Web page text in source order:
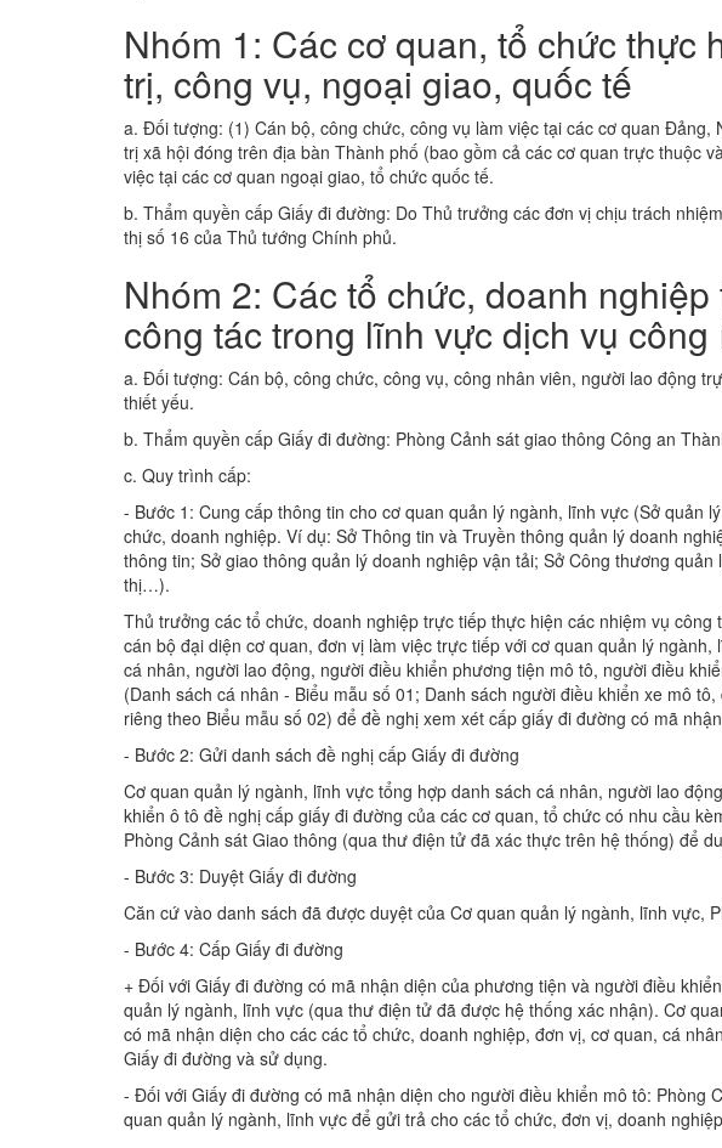
Nhóm 1: Các cơ quan, tổ chức thực
trị, công vụ, ngoại giao, quốc tế
a. Đối tượng: (1) Cán bộ, công chức, công vụ làm việc tại các cơ quan
trị xã hội đóng trên địa bàn Thành phố (bao gồm cả các cơ quan trực thuộc
việc tại các cơ quan ngoại giao, tổ chức quốc tế.
b. Thẩm quyền cấp Giấy đi đường: Do Thủ trưởng các đơn vị chịu trách
thị số 16 của Thủ tướng Chính phủ.
Nhóm 2: Các tổ chức, doanh
công tác trong lĩnh vực dịch vụ công
a. Đối tượng: Cán bộ, công chức, công vụ, công nhân viên, người lao động
thiết yếu.
b. Thẩm quyền cấp Giấy đi đường: Phòng Cảnh sát giao thông Công an
c. Quy trình cấp:
- Bước 1: Cung cấp thông tin cho cơ quan quản lý ngành, lĩnh vực (Sở quản
chức, doanh nghiệp. Ví dụ: Sở Thông tin và Truyền thông quản lý doanh
thông tin; Sở giao thông quản lý doanh nghiệp vận tải; Sở Công thương
thị…).
Thủ trưởng các tổ chức, doanh nghiệp trực tiếp thực hiện các nhiệm vụ
cán bộ đại diện cơ quan, đơn vị làm việc trực tiếp với cơ quan quản lý
cá nhân, người lao động, người điều khiển phương tiện mô tô, người điều
(Danh sách cá nhân - Biểu mẫu số 01; Danh sách người điều khiển xe mô
riêng theo Biểu mẫu số 02) để đề nghị xem xét cấp giấy đi đường có mã
- Bước 2: Gửi danh sách đề nghị cấp Giấy đi đường
Cơ quan quản lý ngành, lĩnh vực tổng hợp danh sách cá nhân, người lao
khiển ô tô đề nghị cấp giấy đi đường của các cơ quan, tổ chức có nhu cầu
Phòng Cảnh sát Giao thông (qua thư điện tử đã xác thực trên hệ thống) để
- Bước 3: Duyệt Giấy đi đường
Căn cứ vào danh sách đã được duyệt của Cơ quan quản lý ngành, lĩnh vực,
- Bước 4: Cấp Giấy đi đường
+ Đối với Giấy đi đường có mã nhận diện của phương tiện và người điều
quản lý ngành, lĩnh vực (qua thư điện tử đã được hệ thống xác nhận). Cơ
có mã nhận diện cho các các tổ chức, doanh nghiệp, đơn vị, cơ quan, cá
Giấy đi đường và sử dụng.
- Đối với Giấy đi đường có mã nhận diện cho người điều khiển mô tô: Phòng
quan quản lý ngành, lĩnh vực để gửi trả cho các tổ chức, đơn vị, doanh